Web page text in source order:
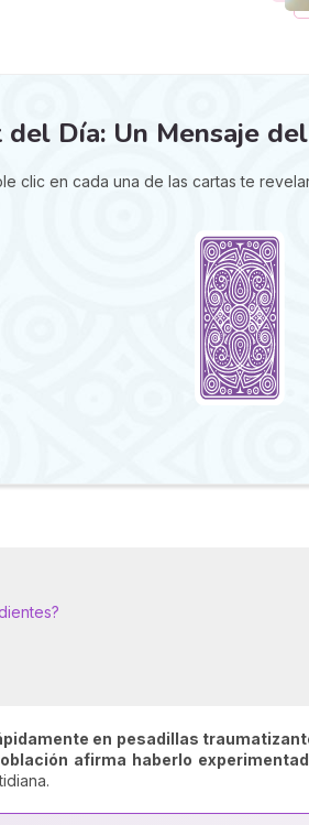
del Día: Un Mensaje
clic en cada una de las cartas te
en pesadillas
afirma haberlo